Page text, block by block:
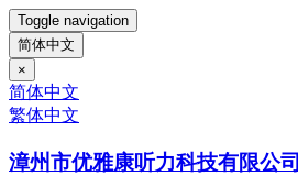
Toggle navigation
简体中文
×
简体中文
繁体中文
漳州市优雅康听力科技有限公司